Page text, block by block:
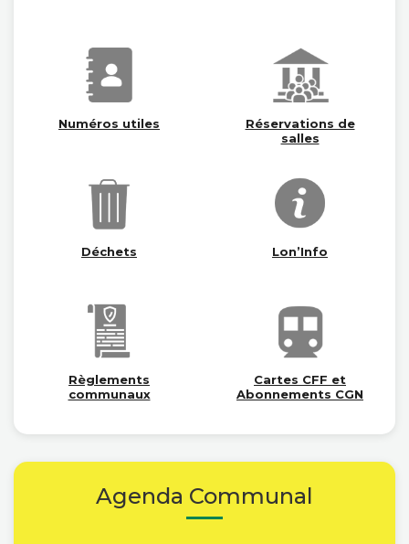
Numéros utiles
Réservations de
salles
Déchets Lon’Info
Règlements
communaux
Cartes CFF et
Abonnements CGN
Agenda Communal